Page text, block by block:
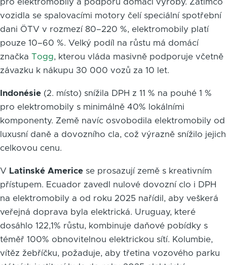
pro elektromobily a podporu domácí výroby. Zatímco
vozidla se spalovacími motory čelí speciální spotřební
dani ÖTV v rozmezí 80–220 %, elektromobily platí
pouze 10–60 %. Velký podíl na růstu má domácí
značka Togg, kterou vláda masivně podporuje včetně
závazku k nákupu 30 000 vozů za 10 let.
Indonésie (2. místo) snížila DPH z 11 % na pouhé 1 %
pro elektromobily s minimálně 40% lokálními
komponenty. Země navíc osvobodila elektromobily od
luxusní daně a dovozního cla, což výrazně snížilo jejich
celkovou cenu.
V Latinské Americe se prosazují země s kreativním
přístupem. Ecuador zavedl nulové dovozní clo i DPH
na elektromobily a od roku 2025 nařídil, aby veškerá
veřejná doprava byla elektrická. Uruguay, které
dosáhlo 122,1% růstu, kombinuje daňové pobídky s
téměř 100% obnovitelnou elektrickou sítí. Kolumbie,
vítěz žebříčku, požaduje, aby třetina vozového parku